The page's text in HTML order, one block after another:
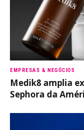
EMPRESAS & NEGÓCIOS
Medik8 amplia
Sephora da